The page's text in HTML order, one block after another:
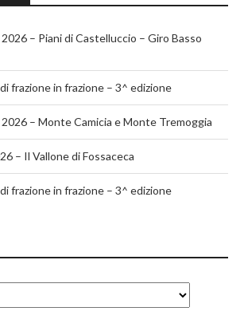
– Piani di Castelluccio – Giro Basso
frazione in frazione – 3^ edizione
– Monte Camicia e Monte Tremoggia
– Il Vallone di Fossaceca
frazione in frazione – 3^ edizione